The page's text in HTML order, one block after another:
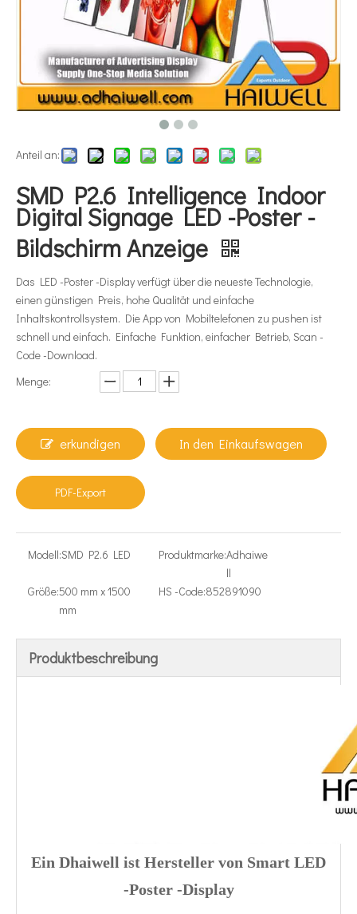
Anteil an:
SMD P2.6 Intelligence Indoor
Digital Signage LED -Poster -
Bildschirm Anzeige
Das LED -Poster -Display verfügt über die neueste Technologie,
einen günstigen Preis, hohe Qualität und einfache
Inhaltskontrollsystem. Die App von Mobiltelefonen zu pushen ist
schnell und einfach. Einfache Funktion, einfacher Betrieb, Scan -
Code -Download.
Menge:
erkundigen In den Einkaufswagen
PDF-Export
Modell:SMD P2.6 LED Produktmarke:Adhaiwe
ll
Größe:500 mm x 1500
mm
HS -Code:852891090
Produktbeschreibung
Ein Dhaiwell ist Hersteller von Smart LED
-Poster -Display